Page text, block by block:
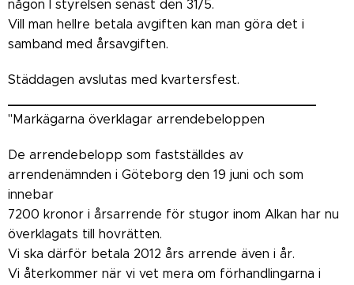
någon I styrelsen senast den 31/5.
Vill man hellre betala avgiften kan man göra det i
samband med årsavgiften.
Städdagen avslutas med kvartersfest.
"Markägarna överklagar arrendebeloppen
De arrendebelopp som fastställdes av
arrendenämnden i Göteborg den 19 juni och som
innebar
7200 kronor i årsarrende för stugor inom Alkan har nu
överklagats till hovrätten.
Vi ska därför betala 2012 års arrende även i år.
Vi återkommer när vi vet mera om förhandlingarna i